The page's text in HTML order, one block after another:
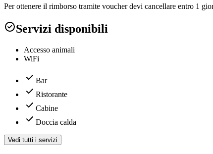
Per ottenere il rimborso tramite voucher devi cancellare entro 1
Servizi disponibili
Accesso animali
WiFi
Bar
Ristorante
Cabine
Doccia calda
Vedi tutti i servizi